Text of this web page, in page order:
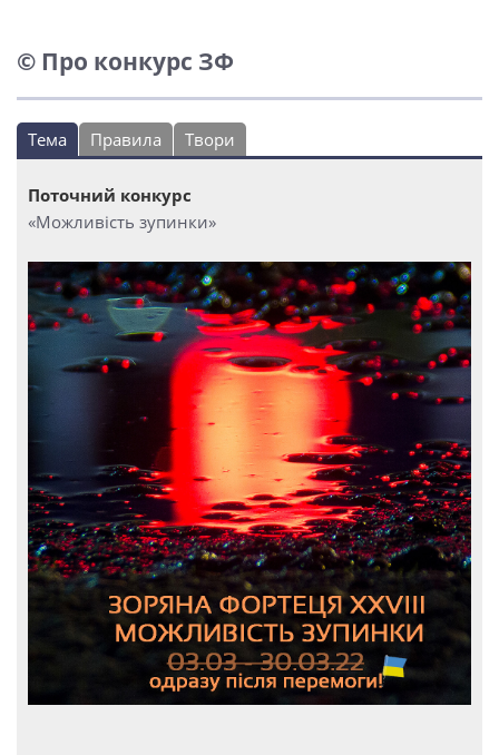
© Про конкурс ЗФ
Тема Правила Твори
Поточний конкурс
«Можливість зупинки»